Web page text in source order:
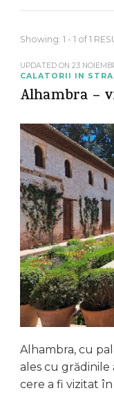
Showing: 1 - 1 of 1
UPDATED ON 23
CALATORII IN
Alhambra –
Alhambra, cu
ales cu grădinile
cere a fi vizitat